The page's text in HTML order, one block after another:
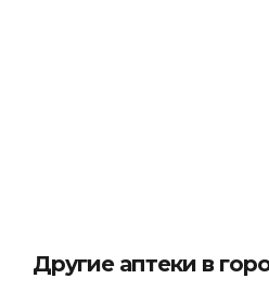
Другие аптеки в